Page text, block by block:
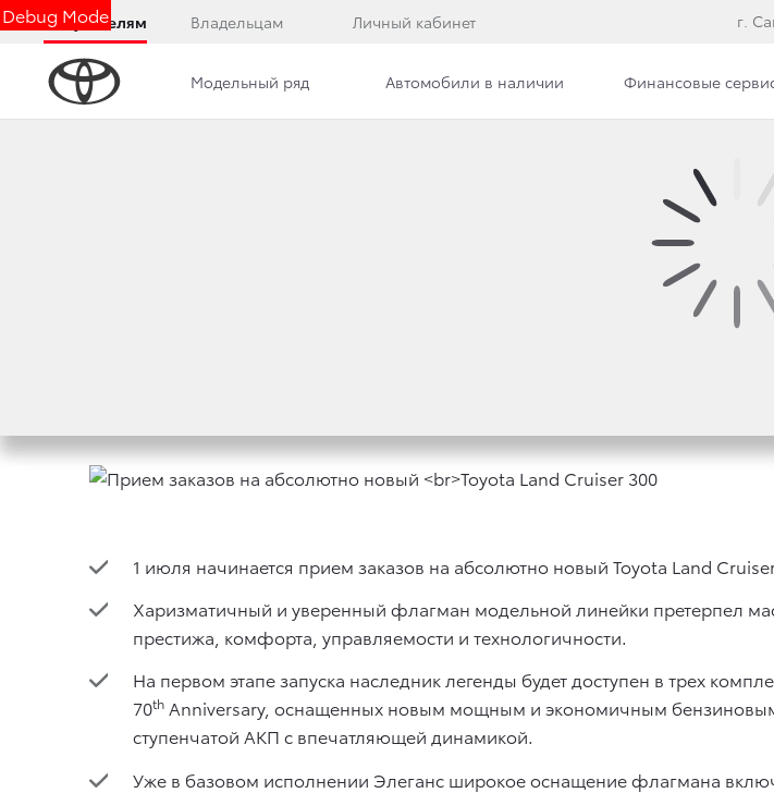
Debug Mode
Покупателям Владельцам Личный кабинет г.
Модельный ряд Автомобили в наличии Финансовые
ПРИЕМ ЗАКАЗОВ НА
1 июля начинается прием заказов на абсолютно новый Toyota Land
Харизматичный и уверенный флагман модельной линейки претерпел
престижа, комфорта, управляемости и технологичности.
На первом этапе запуска наследник легенды будет доступен в трех
70th Anniversary, оснащенных новым мощным и экономичным
ступенчатой АКП с впечатляющей динамикой.
Уже в базовом исполнении Элеганс широкое оснащение флагмана